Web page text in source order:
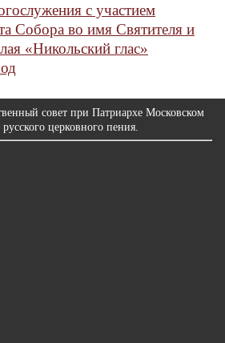
с участием
Собора во имя Святителя и
«Никольский глас»
совет при Патриархе Московском
церковного пения.